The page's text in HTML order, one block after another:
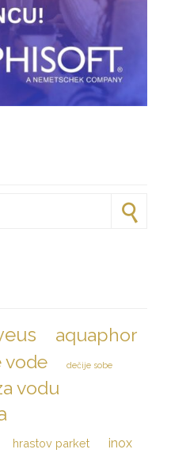
aquaphor
vode
dečije sobe
vodu
hrastov parket inox